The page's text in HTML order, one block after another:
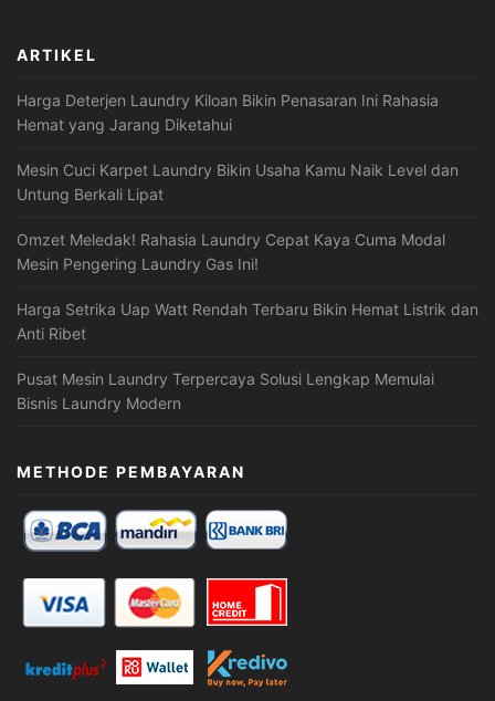
ARTIKEL
Harga Deterjen Laundry Kiloan Bikin Penasaran Ini Rahasia
Hemat yang Jarang Diketahui
Mesin Cuci Karpet Laundry Bikin Usaha Kamu Naik Level dan
Untung Berkali Lipat
Omzet Meledak! Rahasia Laundry Cepat Kaya Cuma Modal
Mesin Pengering Laundry Gas Ini!
Harga Setrika Uap Watt Rendah Terbaru Bikin Hemat Listrik dan
Anti Ribet
Pusat Mesin Laundry Terpercaya Solusi Lengkap Memulai
Bisnis Laundry Modern
METHODE PEMBAYARAN